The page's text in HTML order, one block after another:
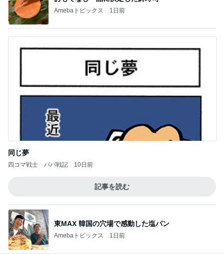
Amebaトピックス 1日前
同じ夢
四コマ戦士 パパ戦記 10日前
記事を読む
東MAX 韓国の穴場で感動した塩パン
Amebaトピックス 1日前